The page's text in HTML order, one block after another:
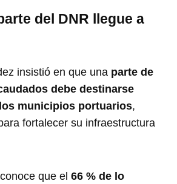
del DNR llegue a
insistió en que una parte de
debe destinarse
municipios portuarios,
fortalecer su infraestructura
que el66 % de lo